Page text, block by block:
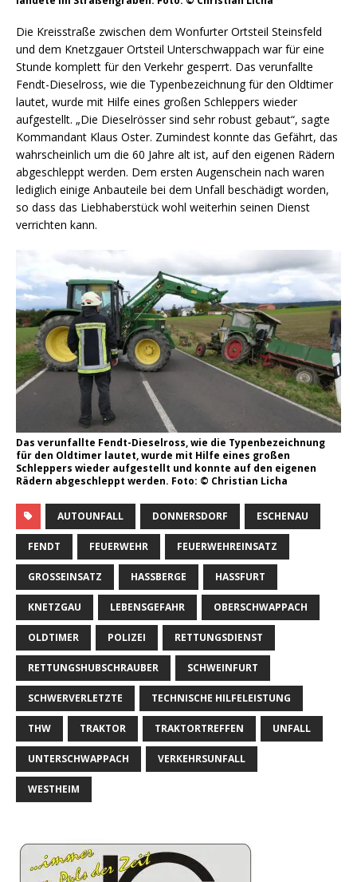
Die Kreisstraße zwischen dem Wonfurter Ortsteil Steinsfeld
und dem Knetzgauer Ortsteil Unterschwappach war für eine
Stunde komplett für den Verkehr gesperrt. Das verunfallte
Fendt-Dieselross, wie die Typenbezeichnung für den Oldtimer
lautet, wurde mit Hilfe eines großen Schleppers wieder
aufgestellt. „Die Dieselrösser sind sehr robust gebaut“, sagte
Kommandant Klaus Oster. Zumindest konnte das Gefährt, das
wahrscheinlich um die 60 Jahre alt ist, auf den eigenen Rädern
abgeschleppt werden. Dem ersten Augenschein nach waren
lediglich einige Anbauteile bei dem Unfall beschädigt worden,
so dass das Liebhaberstück wohl weiterhin seinen Dienst
verrichten kann.
Das verunfallte Fendt-Dieselross, wie die Typenbezeichnung
für den Oldtimer lautet, wurde mit Hilfe eines großen
Schleppers wieder aufgestellt und konnte auf den eigenen
Rädern abgeschleppt werden. Foto: © Christian Licha
AUTOUNFALL DONNERSDORF ESCHENAU
FENDT FEUERWEHR FEUERWEHREINSATZ
GROSSEINSATZ HASSBERGE HASSFURT
KNETZGAU LEBENSGEFAHR OBERSCHWAPPACH
OLDTIMER POLIZEI RETTUNGSDIENST
RETTUNGSHUBSCHRAUBER SCHWEINFURT
SCHWERVERLETZTE TECHNISCHE HILFELEISTUNG
THW TRAKTOR TRAKTORTREFFEN UNFALL
UNTERSCHWAPPACH VERKEHRSUNFALL
WESTHEIM